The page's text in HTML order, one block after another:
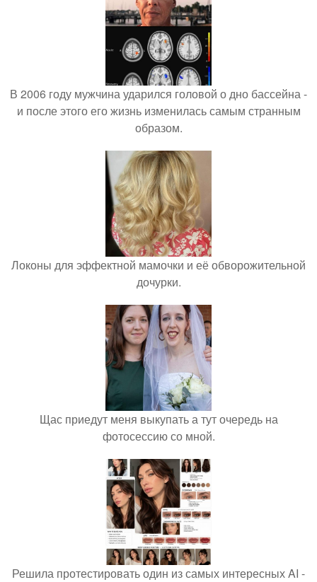
В 2006 году мужчина ударился головой о дно бассейна -
и после этого его жизнь изменилась самым странным
образом.
Локоны для эффектной мамочки и её обворожительной
дочурки.
Щас приедут меня выкупать а тут очередь на
фотосессию со мной.
Решила протестировать один из самых интересных AI -